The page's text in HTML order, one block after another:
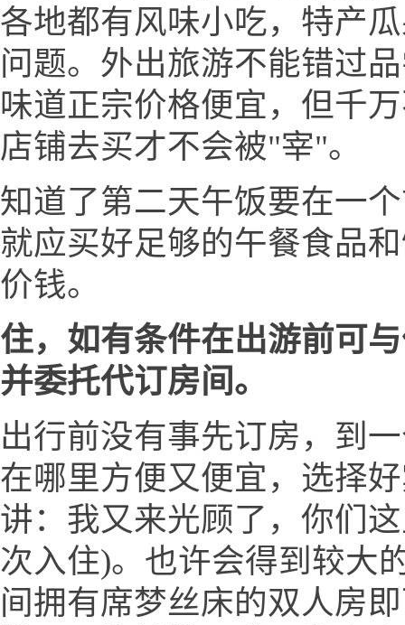
各地都有风味小吃，特产
问题。外出旅游不能错过
味道正宗价格便宜，但千
店铺去买才不会被"宰"。
知道了第二天午饭要在一
就应买好足够的午餐食品
价钱。
住，如有条件在出游前可
并委托代订房间。
出行前没有事先订房，到
在哪里方便又便宜，选择
讲：我又来光顾了，你们
次入住)。也许会得到较大
间拥有席梦丝床的双人房